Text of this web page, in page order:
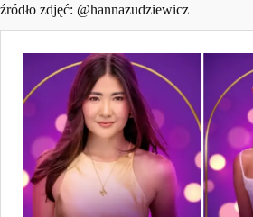
źródło zdjęć: @hannazudziewicz